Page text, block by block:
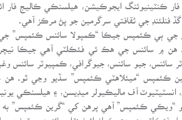
فار ڪنٽينيوئنگ ايجوڪيشن، هيلسنڪي ڪاليج
فنلئنڊ جي ثقافتي سرگرمين جو پڻ مرڪز آهي.
جي ٻي ڪئمپس جيڪا “ڪمپولا سائنس ڪئمپس”
هن ۾ سائنس جي هڪ ئي فئڪلٽي آهي جيڪا
سائنس، جيو سائنس، جيوگرافي، ڪمپيوٽر سائنس
ڪئمپس “ميئلاهٽي ڪئمپس” سڏيو وڃي ٿو.
آف ماليڪيولر ميڊيسن، ۽ هيلسنڪي
“ويڪي ڪئمپس” آهي پرهن کي “گرين ڪئمپس” به
فئڪلٽيون جهڙوڪ انوائرنمنٽل سائنسز، ويٽرنري